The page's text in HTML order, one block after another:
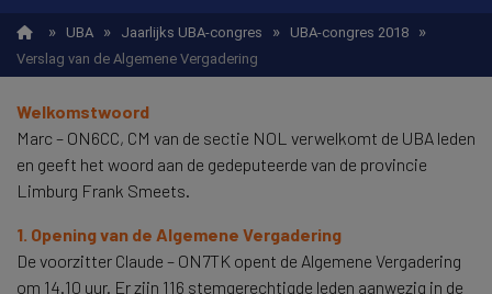
» UBA » Jaarlijks UBA-congres » UBA-congres 2018 »
Verslag van de Algemene Vergadering
Welkomstwoord
Marc – ON6CC, CM van de sectie NOL verwelkomt de UBA leden
en geeft het woord aan de gedeputeerde van de provincie
Limburg Frank Smeets.
1. Opening van de Algemene Vergadering
De voorzitter Claude – ON7TK opent de Algemene Vergadering
om 14.10 uur. Er zijn 116 stemgerechtigde leden aanwezig in de